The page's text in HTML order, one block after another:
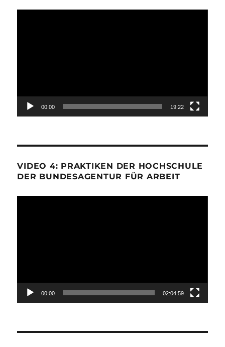
00:00 19:22
VIDEO 4: PRAKTIKEN DER HOCHSCHULE
DER BUNDESAGENTUR FÜR ARBEIT
00:00 02:04:59